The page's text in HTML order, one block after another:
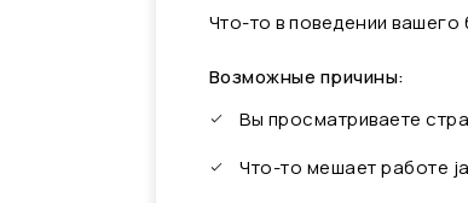
Что-то в поведении
Возможные причины:
Вы просматриваете
Что-то мешает работе